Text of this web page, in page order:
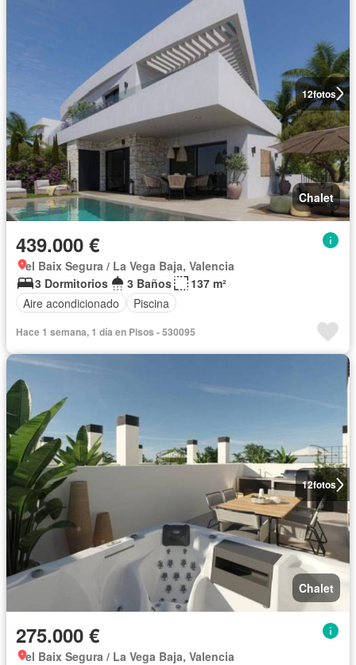
12fotos
Chalet
439.000 €
el Baix Segura / La Vega Baja, Valencia
3 Dormitorios
3 Baños
137 m²
Aire acondicionado
Piscina
Hace 1 semana, 1 día en Pisos - 530095
12fotos
Chalet
275.000 €
el Baix Segura / La Vega Baja, Valencia